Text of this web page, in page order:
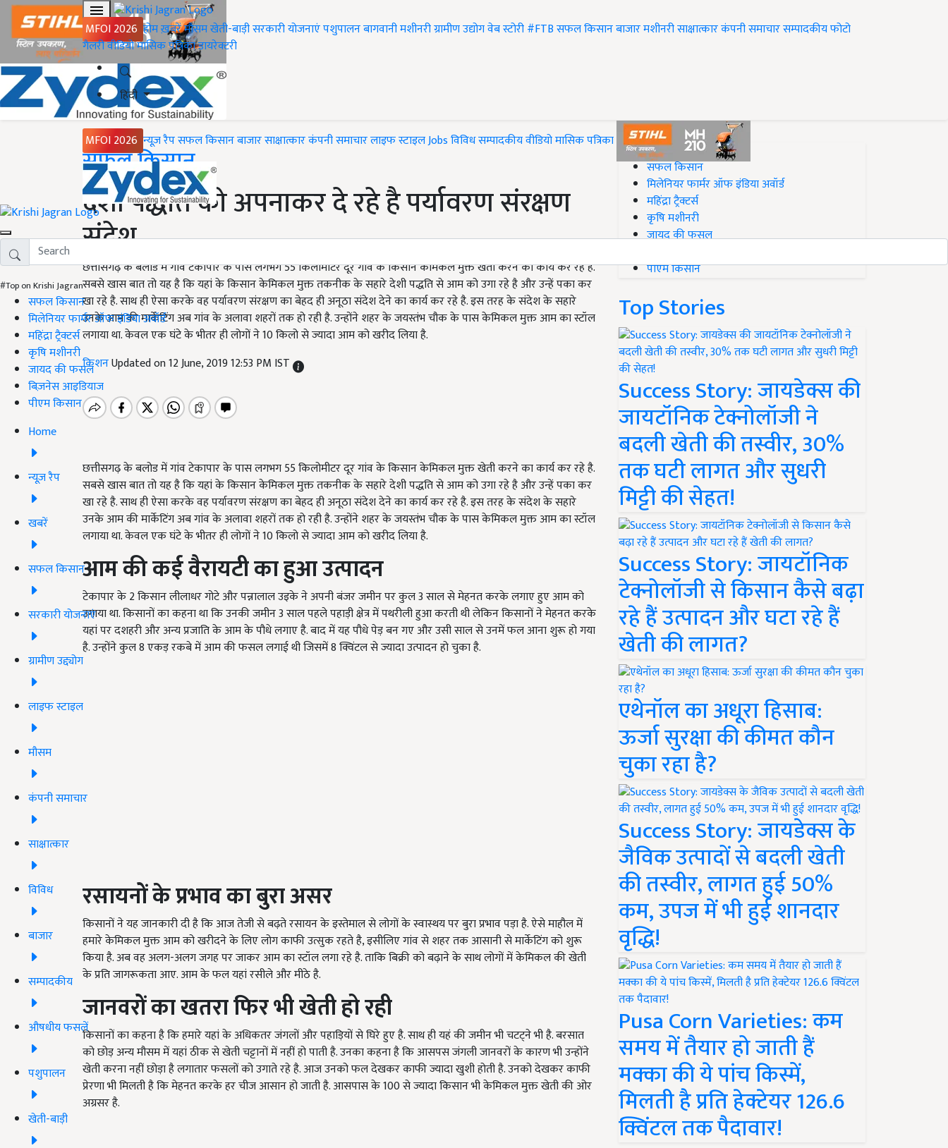
MFOI 2026 होमख़बरेंमौसमखेती-बाड़ीसरकारी योजनाएंपशुपालनबागवानीमशीनरीग्रामीण उद्योगवेब स्टोरी#FTBसफल किसानबाजारमशीनरीसाक्षात्कारकंपनी समाचारसम्पादकीयफोटो
गैलरीवीडियोमासिक पत्रिकाडायरेक्टरी
हिंदी
MFOI 2026 न्यूज़ रैपसफल किसानबाजारसाक्षात्कारकंपनी समाचारलाइफ स्टाइलJobsविविधसम्पादकीयवीडियोमासिक पत्रिका
#Top on Krishi Jagran
सफल किसान
मिलेनियर फार्मर ऑफ इंडिया अवॉर्ड
महिंद्रा ट्रैक्टर्स
कृषि मशीनरी
जायद की फसल
बिज़नेस आइडियाज
पीएम किसान
Home
न्यूज़ रैप
खबरें
सफल किसान
सरकारी योजनाएं
ग्रामीण उद्द्योग
लाइफ स्टाइल
मौसम
कंपनी समाचार
साक्षात्कार
विविध
बाजार
सम्पादकीय
औषधीय फसलें
पशुपालन
खेती-बाड़ी
Home
सफल किसान
देशी पद्धति को अपनाकर दे रहे है पर्यावरण संरक्षण
संदेश
छत्तीसगढ़ के बलोड में गांव टेकापार के पास लगभग 55 किलोमीटर दूर गांव के किसान केमिकल मुक्त खेती करने का कार्य कर रहे है.
सबसे खास बात तो यह है कि यहां के किसान केमिकल मुक्त तकनीक के सहारे देशी पद्धति से आम को उगा रहे है और उन्हें पका कर
खा रहे है. साथ ही ऐसा करके वह पर्यावरण संरक्षण का बेहद ही अनूठा संदेश देने का कार्य कर रहे है. इस तरह के संदेश के सहारे
उनके आम की मार्केटिंग अब गांव के अलावा शहरों तक हो रही है. उन्होंने शहर के जयस्तंभ चौक के पास केमिकल मुक्त आम का स्टॉल
लगाया था. केवल एक घंटे के भीतर ही लोगों ने 10 किलो से ज्यादा आम को खरीद लिया है.
किशनUpdated on 12 June, 2019 12:53 PM IST
छत्तीसगढ़ के बलोड में गांव टेकापार के पास लगभग 55 किलोमीटर दूर गांव के किसान केमिकल मुक्त खेती करने का कार्य कर रहे है.
सबसे खास बात तो यह है कि यहां के किसान केमिकल मुक्त तकनीक के सहारे देशी पद्धति से आम को उगा रहे है और उन्हें पका कर
खा रहे है. साथ ही ऐसा करके वह पर्यावरण संरक्षण का बेहद ही अनूठा संदेश देने का कार्य कर रहे है. इस तरह के संदेश के सहारे
उनके आम की मार्केटिंग अब गांव के अलावा शहरों तक हो रही है. उन्होंने शहर के जयस्तंभ चौक के पास केमिकल मुक्त आम का स्टॉल
लगाया था. केवल एक घंटे के भीतर ही लोगों ने 10 किलो से ज्यादा आम को खरीद लिया है.
आम की कई वैरायटी का हुआ उत्पादन
टेकापार के 2 किसान लीलाधर गोटे और पन्नालाल उइके ने अपनी बंजर जमीन पर कुल 3 साल से मेहनत करके लगाए हुए आम को
उगाया था. किसानों का कहना था कि उनकी जमीन 3 साल पहले पहाड़ी क्षेत्र में पथरीली हुआ करती थी लेकिन किसानों ने मेहनत करके
यहां पर दशहरी और अन्य प्रजाति के आम के पौधे लगाए है. बाद में यह पौधे पेड़ बन गए और उसी साल से उनमें फल आना शुरू हो गया
है. उन्होंने कुल 8 एकड़ रकबे में आम की फसल लगाई थी जिसमें 8 क्विंटल से ज्यादा उत्पादन हो चुका है.
रसायनों के प्रभाव का बुरा असर
किसानों ने यह जानकारी दी है कि आज तेजी से बढ़ते रसायन के इस्तेमाल से लोगों के स्वास्थय पर बुरा प्रभाव पड़ा है. ऐसे माहौल में
हमारे केमिकल मुक्त आम को खरीदने के लिए लोग काफी उत्सुक रहते है, इसीलिए गांव से शहर तक आसानी से मार्केटिंग को शुरू
किया है. अब वह अलग-अलग जगह पर जाकर आम का स्टॉल लगा रहे है. ताकि बिक्री को बढ़ाने के साथ लोगों में केमिकल की खेती
के प्रति जागरूकता आए. आम के फल यहां रसीले और मीठे है.
जानवरों का खतरा फिर भी खेती हो रही
किसानों का कहना है कि हमारे यहां के अधिकतर जंगलों और पहाड़ियों से घिरे हुए है. साथ ही यहं की जमीन भी चटट्ने भी है. बरसात
को छोड़ अन्य मौसम में यहां ठीक से खेती चट्टानों में नहीं हो पाती है. उनका कहना है कि आसपस जंगली जानवरों के कारण भी उन्होंने
खेती करना नहीं छोड़ा है लगातार फसलों को उगाते रहे है. आज उनको फल देखकर काफी ज्यादा खुशी होती है. उनको देखकर काफी
प्रेरणा भी मिलती है कि मेहनत करके हर चीज आसान हो जाती है. आसपास के 100 से ज्यादा किसान भी केमिकल मुक्त खेती की ओर
अग्रसर है.
#Top on Krishi Jagran
सफल किसान
मिलेनियर फार्मर ऑफ इंडिया अवॉर्ड
महिंद्रा ट्रैक्टर्स
कृषि मशीनरी
जायद की फसल
पीएम किसान
Top Stories
Success Story: जायडेक्स की
जायटॉनिक टेक्नोलॉजी ने
बदली खेती की तस्वीर, 30%
तक घटी लागत और सुधरी
मिट्टी की सेहत!
Success Story: जायटॉनिक
टेक्नोलॉजी से किसान कैसे बढ़ा
रहे हैं उत्पादन और घटा रहे हैं
खेती की लागत?
एथेनॉल का अधूरा हिसाब:
ऊर्जा सुरक्षा की कीमत कौन
चुका रहा है?
Success Story: जायडेक्स के
जैविक उत्पादों से बदली खेती
की तस्वीर, लागत हुई 50%
कम, उपज में भी हुई शानदार
वृद्धि!
Pusa Corn Varieties: कम
समय में तैयार हो जाती हैं
मक्का की ये पांच किस्में,
मिलती है प्रति हेक्टेयर 126.6
क्विंटल तक पैदावार!